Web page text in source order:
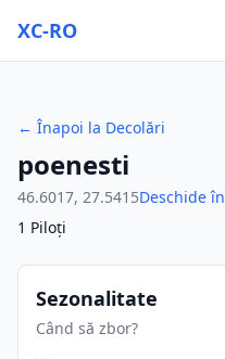
XC-RO
← Înapoi la Decolări
poenesti
46.6017, 27.5415Deschide
1 Piloți
Sezonalitate
Când să zbor?